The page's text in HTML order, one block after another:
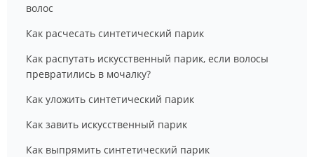
волос
Как расчесать синтетический парик
Как распутать искусственный парик, если волосы
превратились в мочалку?
Как уложить синтетический парик
Как завить искусственный парик
Как выпрямить синтетический парик